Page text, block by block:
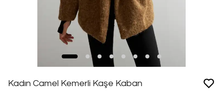
Kadın Camel Kemerli Kaşe Kaban